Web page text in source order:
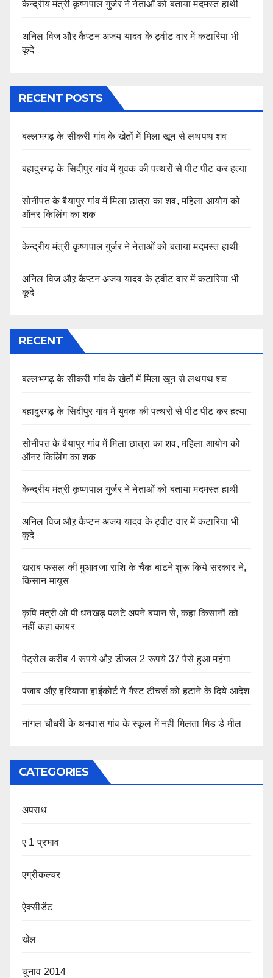
केन्द्रीय मंत्री कृष्णपाल गुर्जर ने नेताओं को बताया मदमस्त हाथी
अनिल विज औऱ कैप्टन अजय यादव के ट्वीट वार में कटारिया भी
कूदे
RECENT POSTS
बल्लभगढ़ के सीकरी गांव के खेतों में मिला खून से लथपथ शव
बहादुरगढ़ के सिदीपुर गांव में युवक की पत्थरों से पीट पीट कर हत्या
सोनीपत के बैयापुर गांव में मिला छात्रा का शव, महिला आयोग को
ऑनर किलिंग का शक
केन्द्रीय मंत्री कृष्णपाल गुर्जर ने नेताओं को बताया मदमस्त हाथी
अनिल विज औऱ कैप्टन अजय यादव के ट्वीट वार में कटारिया भी
कूदे
RECENT
बल्लभगढ़ के सीकरी गांव के खेतों में मिला खून से लथपथ शव
बहादुरगढ़ के सिदीपुर गांव में युवक की पत्थरों से पीट पीट कर हत्या
सोनीपत के बैयापुर गांव में मिला छात्रा का शव, महिला आयोग को
ऑनर किलिंग का शक
केन्द्रीय मंत्री कृष्णपाल गुर्जर ने नेताओं को बताया मदमस्त हाथी
अनिल विज औऱ कैप्टन अजय यादव के ट्वीट वार में कटारिया भी
कूदे
खराब फसल की मुआवजा राशि के चैक बांटने शुरू किये सरकार ने,
किसान मायूस
कृषि मंत्री ओ पी धनखड़ पलटे अपने बयान से, कहा किसानों को
नहीं कहा कायर
पेट्रोल करीब 4 रूपये औऱ डीजल 2 रूपये 37 पैसे हुआ महंगा
पंजाब औऱ हरियाणा हाईकोर्ट ने गैस्ट टीचर्स को हटाने के दिये आदेश
नांगल चौधरी के थनवास गांव के स्कूल में नहीं मिलता मिड डे मील
CATEGORIES
अपराध
ए 1 प्रभाव
एग्रीकल्चर
ऐक्सीडेंट
खेल
चुनाव 2014